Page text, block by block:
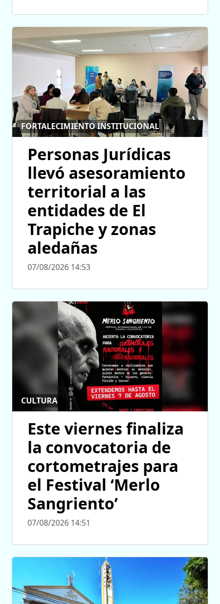
FORTALECIMIENTO INSTITUCIONAL
Personas Jurídicas
llevó asesoramiento
territorial a las
entidades de El
Trapiche y zonas
aledañas
07/08/2026 14:53
CULTURA
Este viernes finaliza
la convocatoria de
cortometrajes para
el Festival ‘Merlo
Sangriento’
07/08/2026 14:51